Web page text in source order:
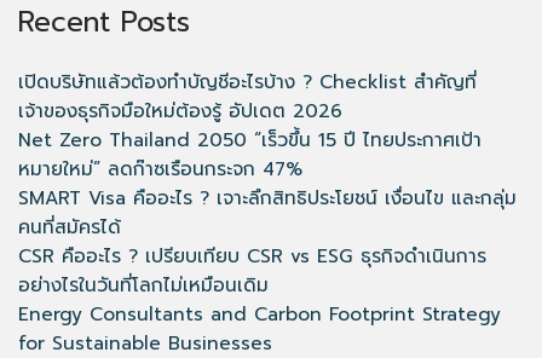
Recent Posts
เปิดบริษัทแล้วต้องทำบัญชีอะไรบ้าง ? Checklist สำคัญที่
เจ้าของธุรกิจมือใหม่ต้องรู้ อัปเดต 2026
Net Zero Thailand 2050 “เร็วขึ้น 15 ปี ไทยประกาศเป้า
หมายใหม่” ลดก๊าซเรือนกระจก 47%
SMART Visa คืออะไร ? เจาะลึกสิทธิประโยชน์ เงื่อนไข และกลุ่ม
คนที่สมัครได้
CSR คืออะไร ? เปรียบเทียบ CSR vs ESG ธุรกิจดำเนินการ
อย่างไรในวันที่โลกไม่เหมือนเดิม
Energy Consultants and Carbon Footprint Strategy
for Sustainable Businesses